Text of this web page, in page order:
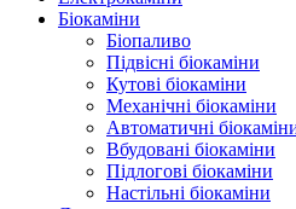
Біокаміни
Біопаливо
Підвісні біокаміни
Кутові біокаміни
Механічні біокаміни
Автоматичні
Вбудовані біокаміни
Підлогові біокаміни
Настільні біокаміни